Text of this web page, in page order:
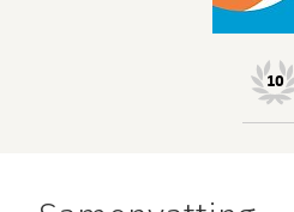
10